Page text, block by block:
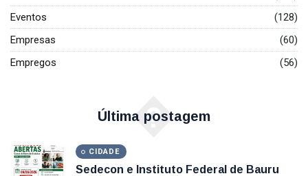
Eventos
(128)
Empresas
(60)
Empregos
(56)
Última postagem
�
CIDADE
Sedecon e Instituto Federal de Bauru